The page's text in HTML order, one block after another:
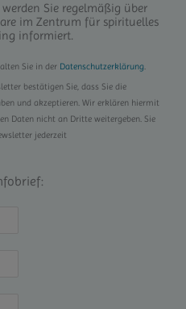
Sie regelmäßig über
im Zentrum für spirituelles
informiert.
Sie in der Datenschutzerklärung.
bestätigen Sie, dass Sie die
und akzeptieren. Wir erklären hiermit
Daten nicht an Dritte weitergeben. Sie
jederzeit